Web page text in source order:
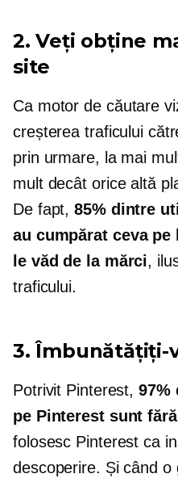
2. Veți obține
site
Ca motor de căutare
creșterea traficului
prin urmare, la mai
mult decât orice altă
De fapt,85% dintre
au cumpărat ceva
le văd de la mărci,
traficului.
3. Îmbunătățiți-
Potrivit Pinterest, 97%
pe Pinterest sunt
folosesc Pinterest ca
descoperire. Și când o